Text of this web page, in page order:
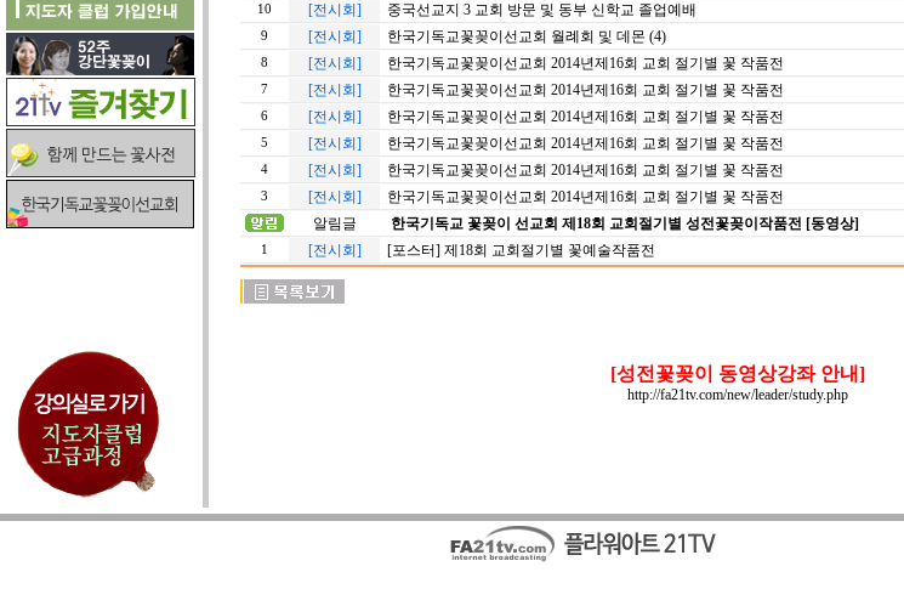
10
[전시회] 중국선교지 3 교회 방문 및 동부 신학교 졸업예배
9
[전시회] 한국기독교꽃꽂이선교회 월례회 및 데몬 (4)
8
[전시회] 한국기독교꽃꽂이선교회 2014년제16회 교회 절기별 꽃 작품전
7
[전시회] 한국기독교꽃꽂이선교회 2014년제16회 교회 절기별 꽃 작품전
6
[전시회] 한국기독교꽃꽂이선교회 2014년제16회 교회 절기별 꽃 작품전
5
[전시회] 한국기독교꽃꽂이선교회 2014년제16회 교회 절기별 꽃 작품전
4
[전시회] 한국기독교꽃꽂이선교회 2014년제16회 교회 절기별 꽃 작품전
3
[전시회] 한국기독교꽃꽂이선교회 2014년제16회 교회 절기별 꽃 작품전
알림글 한국기독교 꽃꽂이 선교회 제18회 교회절기별 성전꽃꽂이작품전 [동영상]
1
[전시회] [포스터] 제18회 교회절기별 꽃예술작품전
[성전꽃꽂이 동영상강좌 안내]
http://fa21tv.com/new/leader/study.php